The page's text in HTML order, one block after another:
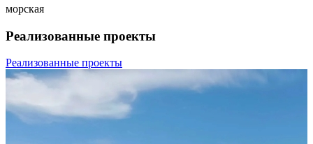
морская
Реализованные проекты
Реализованные проекты